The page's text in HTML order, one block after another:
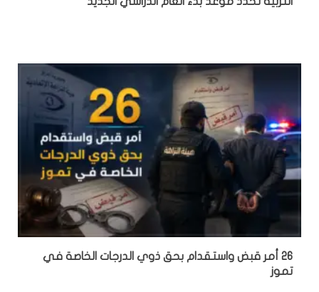
26 أمر قبض واستقدام بحق ذوي الدرجات الخاصة في
تموز